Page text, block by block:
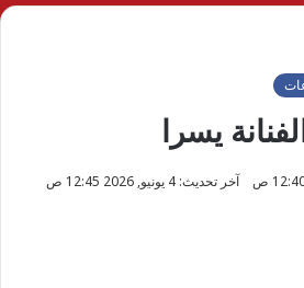
يسرا
آخر تحديث: 4 يونيو, 2026 12:45 ص